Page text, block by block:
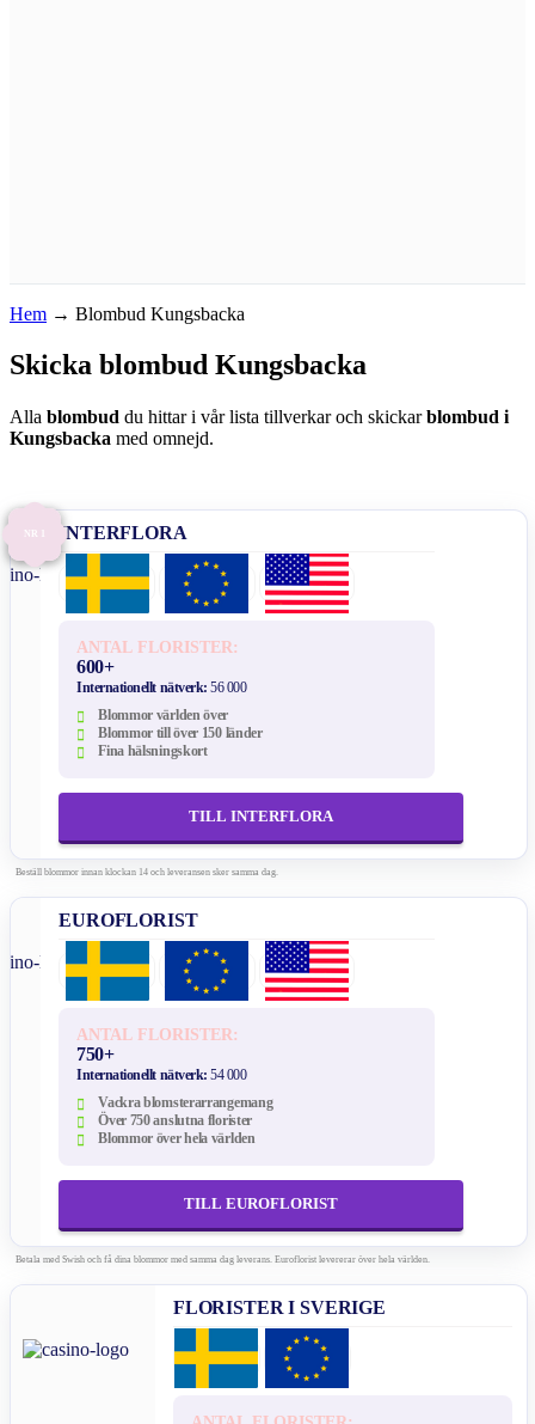
Hem → Blombud Kungsbacka
Skicka blombud Kungsbacka
Alla blombud du hittar i vår lista tillverkar och skickarblombud i
Kungsbacka med omnejd.
NR 1 INTERFLORA
ANTAL FLORISTER:
600+
Internationellt nätverk:56 000
Blommor världen över
Blommor till över 150 länder
Fina hälsningskort
TILL INTERFLORA
Beställ blommor innan klockan 14 och leveransen sker samma dag.
EUROFLORIST
ANTAL FLORISTER:
750+
Internationellt nätverk:54 000
Vackra blomsterarrangemang
Över 750 anslutna florister
Blommor över hela världen
TILL EUROFLORIST
Betala med Swish och få dina blommor med samma dag leverans. Euroflorist levererar över hela världen.
FLORISTER I SVERIGE